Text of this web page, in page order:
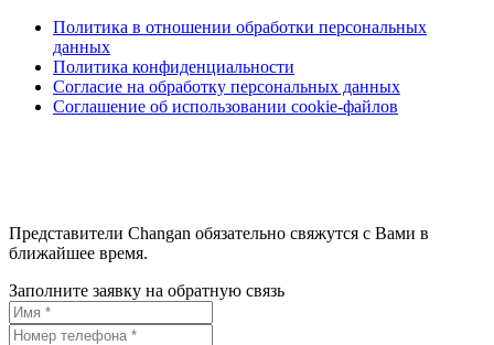
Политика в отношении обработки персональных
данных
Политика конфиденциальности
Согласие на обработку персональных данных
Соглашение об использовании cookie-файлов
Представители Changan обязательно свяжутся с Вами в
ближайшее время.
Заполните заявку на обратную связь